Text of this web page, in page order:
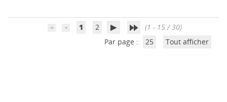
1 2
(1 - 15 / 30)
Par page :
25 Tout afficher